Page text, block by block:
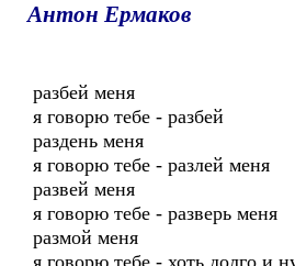
Антон Ермаков
разбей меня
я говорю тебе - разбей
раздень меня
я говорю тебе - разлей меня
развей меня
я говорю тебе - разверь меня
размой меня
я говорю тебе - хоть долго и